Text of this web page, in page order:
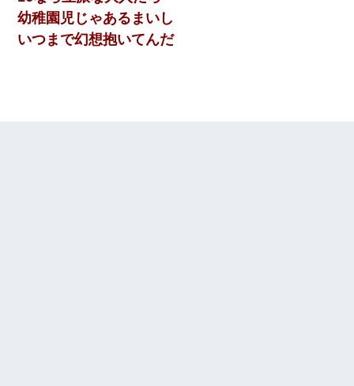
幼稚園児じゃあるまいし
いつまで幻想抱いてんだ